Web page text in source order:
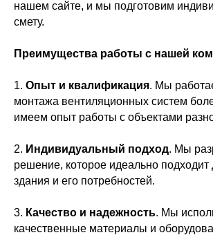
нашем сайте, и мы подготовим
смету.
Преимущества работы с нашей
1. Опыт и квалификация. Мы
монтажа вентиляционных систем
имеем опыт работы с объектами
2. Индивидуальный подход. Мы
решение, которое идеально
здания и его потребностей.
3. Качество и надежность. Мы
качественные материалы и